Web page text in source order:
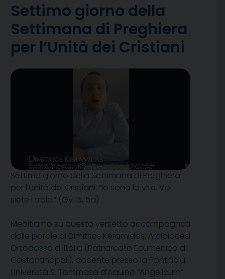
Settimo giorno della
Settimana di Preghiera
per l’Unità dei Cristiani
Settimo giorno della Settimana di Preghiera
per l’Unità dei Cristiani: “Io sono la vite. Voi
siete i tralci” (Gv 15, 5a)
Meditiamo su questo versetto accompagnati
dalle parole di Dimitrios Keramidas, Arcidiocesi
Ortodossa di Italia (Patriarcato Ecumenico di
Costantinopoli), docente presso la Pontificia
Università S. Tommaso d’Aquino “Angelicum”